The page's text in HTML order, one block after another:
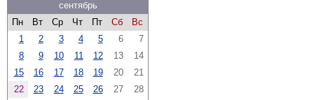
сентябрь
Пн
Вт Ср Чт Пт Сб
Вс
1
2 3 4 5 6
7
8
9 10 11 12 13
14
15
16 17 18 19 20
21
22
23 24 25 26 27
28